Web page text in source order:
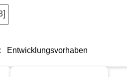
Entwicklungsvorhaben